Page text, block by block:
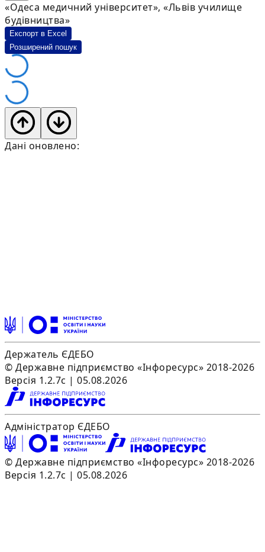
«Одеса медичний університет», «Львів училище
будівництва»
Експорт в Excel
Розширений пошук
Дані оновлено:
Держатель ЄДЕБО
© Державне підприємство «Інфоресурс» 2018-2026
Версія 1.2.7c | 05.08.2026
Адміністратор ЄДЕБО
© Державне підприємство «Інфоресурс» 2018-2026
Версія 1.2.7c | 05.08.2026